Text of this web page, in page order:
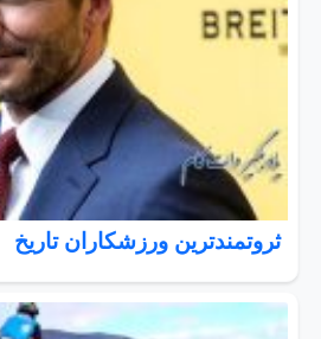
ثروتمندترین ورزشکاران تاریخ